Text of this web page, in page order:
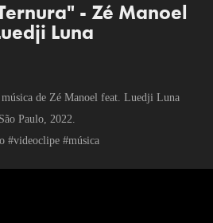
- Zé Manoel
Luna
de Zé Manoel feat. Luedji Luna
Paulo, 2022.
#videoclipe #música